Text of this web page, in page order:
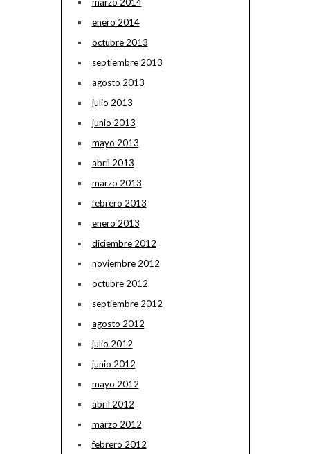
marzo 2014
enero 2014
octubre 2013
septiembre 2013
agosto 2013
julio 2013
junio 2013
mayo 2013
abril 2013
marzo 2013
febrero 2013
enero 2013
diciembre 2012
noviembre 2012
octubre 2012
septiembre 2012
agosto 2012
julio 2012
junio 2012
mayo 2012
abril 2012
marzo 2012
febrero 2012